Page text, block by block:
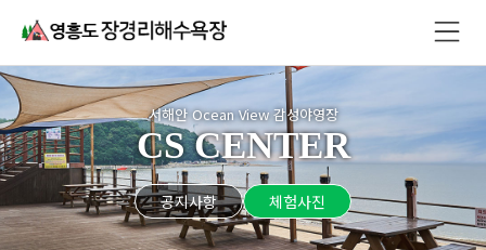
서해안 Ocean View 감성야영장
CS CENTER
공지사항 체험사진